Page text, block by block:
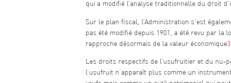
qui a modifié l’analyse traditionnelle du droit
Sur le plan fiscal, l’Administration s’est
pas été modifié depuis 1901, a été revu par la
rapproche désormais de la valeur économique3
Les droits respectifs de l’usufruitier et du nu-
l’usufruit n’apparaît plus comme un